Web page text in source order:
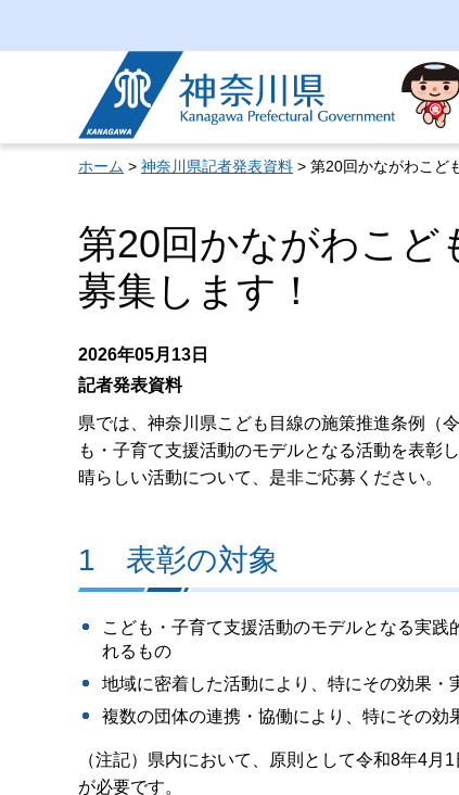
神奈川県
ホーム > 神奈川県記者発表資料 > 第20回かながわこど
第20回かながわこど
募集します！
2026年05月13日
記者発表資料
県では、神奈川県こども目線の施策推進条例（
も・子育て支援活動のモデルとなる活動を表彰
晴らしい活動について、是非ご応募ください。
1 表彰の対象
こども・子育て支援活動のモデルとなる実
れるもの
地域に密着した活動により、特にその効果・
複数の団体の連携・協働により、特にその
（注記）県内において、原則として令和8年4
が必要です。